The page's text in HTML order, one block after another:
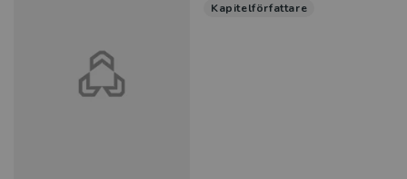
Kapitelförfattare